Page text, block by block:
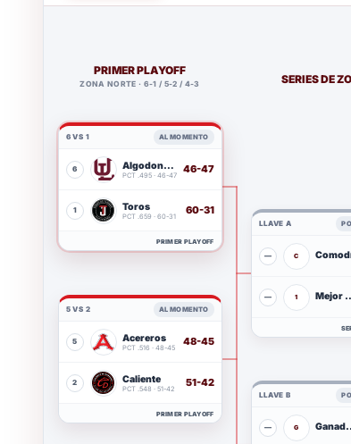
PRIMER PLAYOFF
ZONA NORTE · 6-1 / 5-2 / 4-3
6 VS 1 AL MOMENTO
6 LAG Algodoneros
PCT .495 · 46-47 46-47
1 TIJ Toros
PCT .659 · 60-31 60-31
PRIMER PLAYOFF
5 VS 2 AL MOMENTO
5 MVA Acereros
PCT .516 · 48-45 48-45
2 DUR Caliente
PCT .548 · 51-42 51-42
PRIMER PLAYOFF
SERIES DE
LLAVE A
— C
— 1 Mejor
LLAVE B
— G